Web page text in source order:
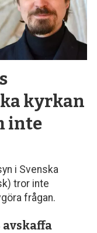
kyrkan
inte
i Svenska
tror inte
frågan.
avskaffa